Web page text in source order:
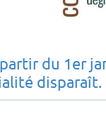
du 1er
disparaît.